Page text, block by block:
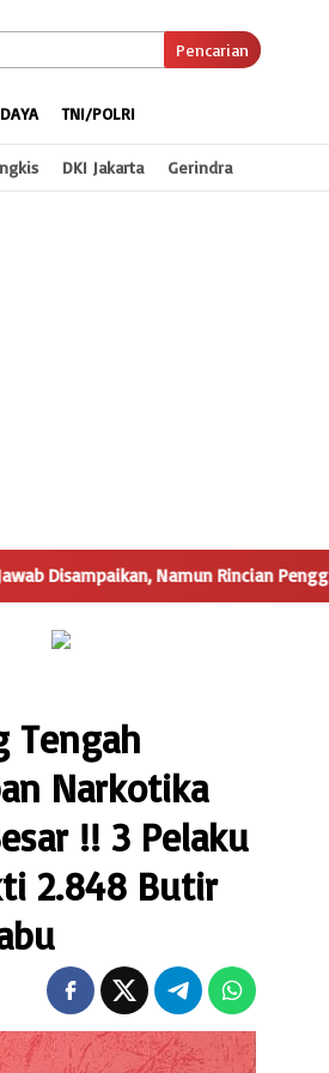
Pencarian
TNI/POLRI
DKI Jakarta Gerindra
Rincian Penggunaan Dana Desa
Tengah
Narkotika
!! 3 Pelaku
2.848 Butir